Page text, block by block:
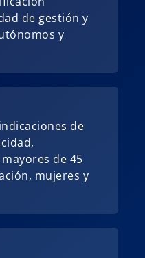
de gestión y
y
de
de 45
mujeres y